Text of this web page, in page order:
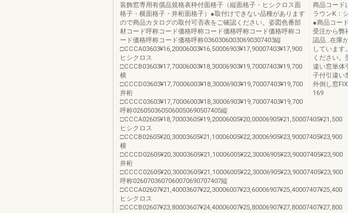
装飾窓専用有償品規格表枠付面格子（縦面格子・ヒシクロス面
格子・横面格子・井桁面格子）●取付けできない品種があります
ので商品カタログの取付可否表をご確認ください。姿図色番部
材コード呼称コード価格呼称コード価格呼称コード価格呼称コ
ード価格呼称コード価格呼称03603060030690307403縦
□CCCA03603¥16,20006003¥16,50006903¥17,90007403¥17,900
ヒシクロス
□CCCB03603¥17,70006003¥18,30006903¥19,70007403¥19,700
横
□CCCD03603¥17,70006003¥18,30006903¥19,70007403¥19,700
井桁
□CCCC03603¥17,70006003¥18,30006903¥19,70007403¥19,700
呼称0260503605060050690507405縦
□CCCA02605¥18,70003605¥19,20006005¥20,00006905¥21,50007405¥21,500
ヒシクロス
□CCCB02605¥20,30003605¥21,10006005¥22,30006905¥23,90007405¥23,900
横
□CCCD02605¥20,30003605¥21,10006005¥22,30006905¥23,90007405¥23,900
井桁
□CCCC02605¥20,30003605¥21,10006005¥22,30006905¥23,90007405¥23,900
呼称0260703607060070690707407縦
□CCCA02607¥21,40003607¥22,30006007¥23,60006907¥25,40007407¥25,400
ヒシクロス
□CCCB02607¥23,80003607¥24,40006007¥25,80006907¥27,80007407¥27,800
商品コード
ラウンK：
●商品コー
受注から弊
認品…在庫
しています
ください
違い窓単体
子付引違い
外倒し窓
169